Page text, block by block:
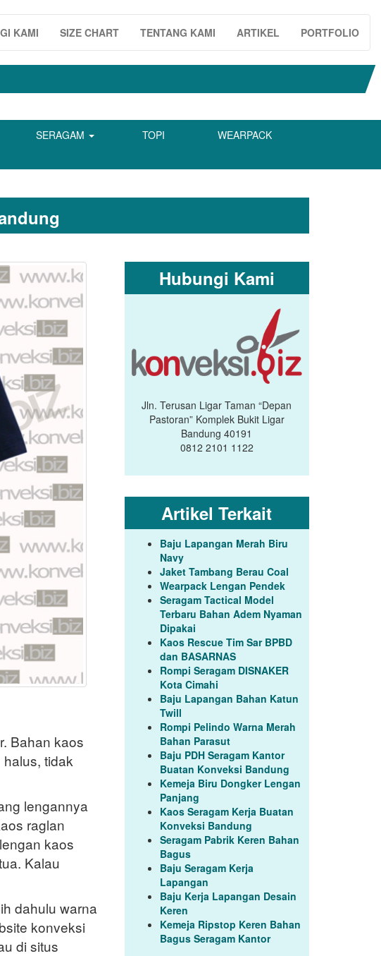
KAMI SIZE CHART TENTANG KAMI ARTIKEL PORTFOLIO
SERAGAM TOPI WEARPACK
Bahan kaos
tidak
lengannya
raglan
kaos
Kalau
dahulu warna
konveksi
di situs
Hubungi Kami
Jln. Terusan Ligar Taman “Depan
Pastoran” Komplek Bukit Ligar
Bandung 40191
0812 2101 1122
Artikel Terkait
Baju Lapangan Merah Biru
Navy
Jaket Tambang Berau Coal
Wearpack Lengan Pendek
Seragam Tactical Model
Terbaru Bahan Adem Nyaman
Dipakai
Kaos Rescue Tim Sar BPBD
dan BASARNAS
Rompi Seragam DISNAKER
Kota Cimahi
Baju Lapangan Bahan Katun
Twill
Rompi Pelindo Warna Merah
Bahan Parasut
Baju PDH Seragam Kantor
Buatan Konveksi Bandung
Kemeja Biru Dongker Lengan
Panjang
Kaos Seragam Kerja Buatan
Konveksi Bandung
Seragam Pabrik Keren Bahan
Bagus
Baju Seragam Kerja
Lapangan
Baju Kerja Lapangan Desain
Keren
Kemeja Ripstop Keren Bahan
Bagus Seragam Kantor